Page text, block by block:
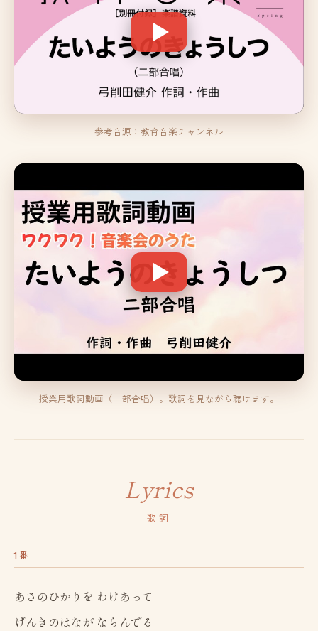
参考音源：教育音楽チャンネル
授業用歌詞動画（二部合唱）。歌詞を見ながら聴けます。
Lyrics
歌詞
1番
あさのひかりを わけあって
げんきのはなが ならんでる